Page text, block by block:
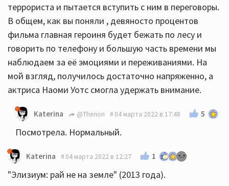
террориста и пытается вступить с ним в переговоры.
В общем, как вы поняли , девяносто процентов
фильма главная героиня будет бежать по лесу и
говорить по телефону и большую часть времени мы
наблюдаем за её эмоциями и переживаниями. На
мой взгляд, получилось достаточно напряженно, а
актриса Наоми Уотс смогла удержать внимание.
Katerina @Therion 04 марта 2022 в 17:48 5
Посмотрела. Нормальный.
Katerina 04 марта 2022 в 12:27 1
"Элизиум: рай не на земле" (2013 года).